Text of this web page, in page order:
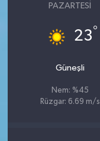
PAZARTESI
23°
Güneşli
Nem: %45
Rüzgar: 6.69 m/s